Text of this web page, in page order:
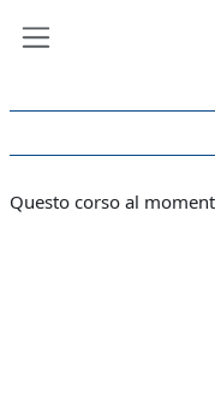
Questo corso al